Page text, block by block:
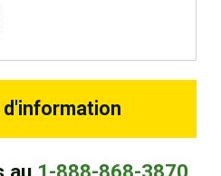
d'information